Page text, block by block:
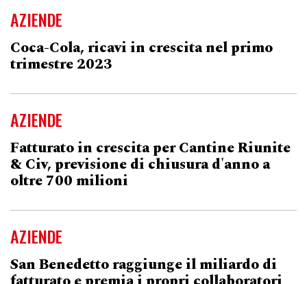
AZIENDE
Coca-Cola, ricavi in crescita nel primo
trimestre 2023
AZIENDE
Fatturato in crescita per Cantine Riunite
& Civ, previsione di chiusura d'anno a
oltre 700 milioni
AZIENDE
San Benedetto raggiunge il miliardo di